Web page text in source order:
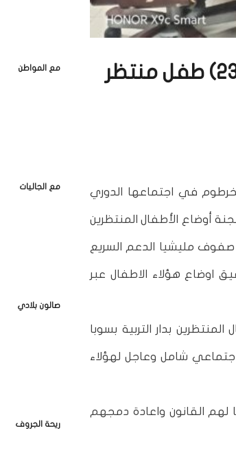
في اجتماعها الدوري
أوضاع الأطفال المنتظرين
للقتال في صفوف مليشيا الدعم السريع
في توفيق اوضاع هؤلاء الاطفال عبر
بدار التربية بسوبا
شامل وعاجل لهؤلاء
لهم القانون واعادة دمجهم
مع المواطن
مع الجاليات
صالون بلادي
ريحة الجروف